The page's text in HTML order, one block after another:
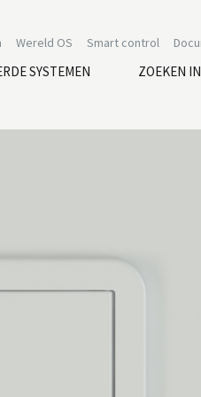
Smart control
Wereld OS
SYSTEMEN ZOEKEN